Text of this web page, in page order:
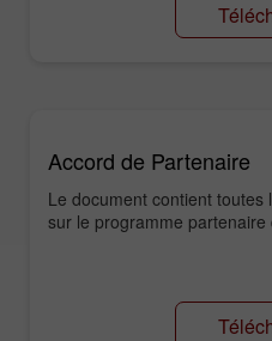
Accord de Partenaire
Le document contient
sur le programme